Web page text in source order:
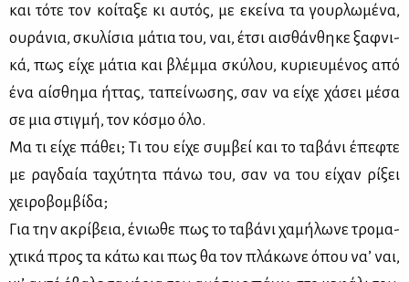
και τό­τε τον κοί­τα­ξε κι αυ­τός, με εκεί­να τα γουρ­λω­μέ­να,
ου­ρά­νια, σκυ­λί­σια μά­τια του, ναι, έτσι αι­σθάν­θη­κε ξαφ­νι­
κά, πως εί­χε μά­τια και βλέμ­μα σκύ­λου, κυ­ριευ­μέ­νος από
ένα αί­σθη­μα ήτ­τας, τα­πεί­νω­σης, σαν να εί­χε χά­σει μέ­σα
σε μια στιγ­μή, τον κό­σμο όλο.
Μα τι εί­χε πά­θει; Τι του εί­χε συμ­βεί και το τα­βά­νι έπε­φτε
με ρα­γδαία τα­χύ­τη­τα πά­νω του, σαν να του εί­χαν ρί­ξει
χει­ρο­βομ­βί­δα;
Για την ακρί­βεια, ένιω­θε πως το τα­βά­νι χα­μή­λω­νε τρο­μα­
χτι­κά προς τα κά­τω και πως θα τον πλά­κω­νε όπου να’ ναι,